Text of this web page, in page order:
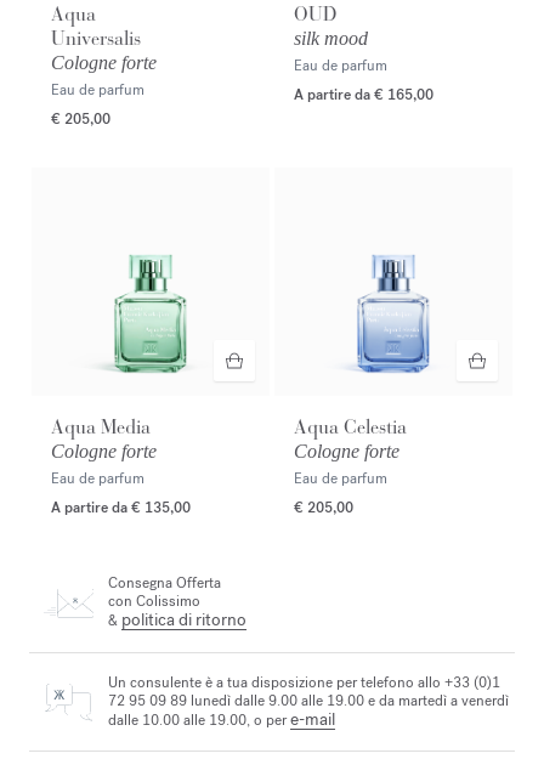
Aqua
Universalis
Cologne forte
Eau de parfum
€ 205,00
OUD
silk mood
Eau de parfum
A partire da€ 165,00
Aqua Media
Cologne forte
Eau de parfum
A partire da€ 135,00
Aqua Celestia
Cologne forte
Eau de parfum
€ 205,00
Consegna Offerta
con Colissimo
& politica di ritorno
Un consulente è a tua disposizione per telefono allo +33 (0)1
72 95 09 89 lunedì dalle 9.00 alle 19.00 e da martedì a venerdì
dalle 10.00 alle 19.00, o pere-mail